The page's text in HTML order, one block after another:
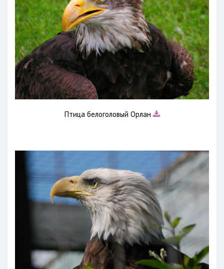
Птица белоголовый Орлан